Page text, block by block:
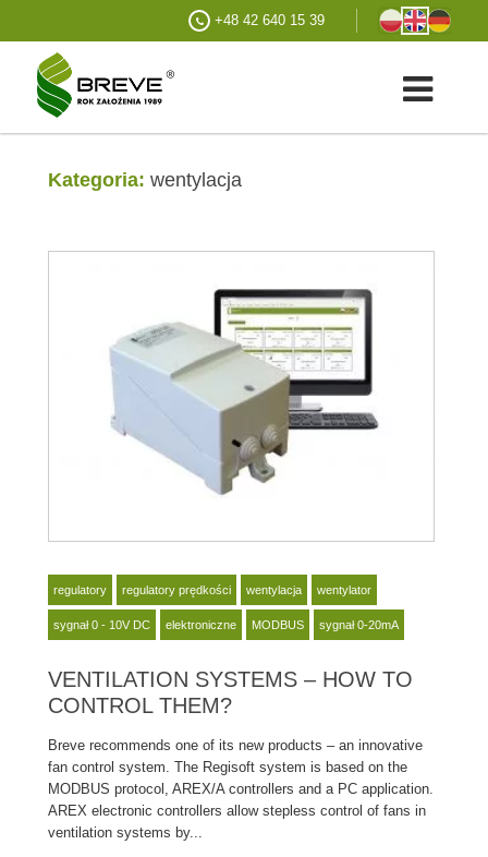
+48 42 640 15 39
Kategoria: wentylacja
regulatory regulatory prędkości wentylacja wentylator
sygnał 0 - 10V DC elektroniczne MODBUS sygnał 0-20mA
VENTILATION SYSTEMS – HOW TO
CONTROL THEM?
Breve recommends one of its new products – an innovative
fan control system. The Regisoft system is based on the
MODBUS protocol, AREX/A controllers and a PC application.
AREX electronic controllers allow stepless control of fans in
ventilation systems by...